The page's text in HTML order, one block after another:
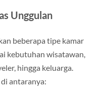
Unggulan
beberapa tipe kamar
kebutuhan wisatawan,
hingga keluarga.
antaranya: